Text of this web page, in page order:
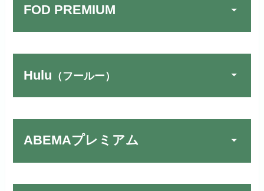
リンク先：https://video.unext.jp/
す！
公式
FOD PREMIUM
Hulu （フールー）
ABEMAプレミアム